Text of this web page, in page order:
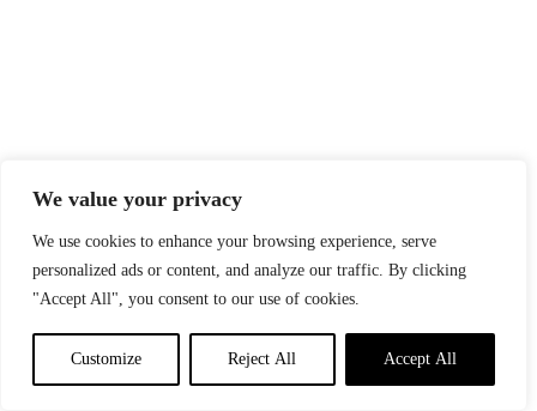
We value your privacy
We use cookies to enhance your browsing experience, serve
personalized ads or content, and analyze our traffic. By clicking
"Accept All", you consent to our use of cookies.
Customize Reject All Accept All